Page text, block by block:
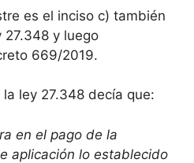
es el inciso c) también
27.348 y luego
669/2019.
ley 27.348 decía que:
en el pago de la
aplicación lo establecido